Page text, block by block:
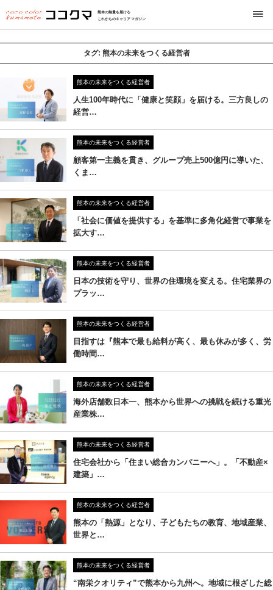
熊本の熱量を届ける
これからのキャリアマガジン
タグ: 熊本の未来をつくる経営者
熊本の未来をつくる経営者
人生100年時代に「健康と笑顔」を届ける。三方良しの
経営…
熊本の未来をつくる経営者
顧客第一主義を貫き、グループ売上500億円に導いた、
くま…
熊本の未来をつくる経営者
「社会に価値を提供する」を基準に多角化経営で事業を
拡大す…
熊本の未来をつくる経営者
日本の技術を守り、世界の住環境を変える。住宅業界の
プラッ…
熊本の未来をつくる経営者
目指すは『熊本で最も給料が高く、最も休みが多く、労
働時間…
熊本の未来をつくる経営者
海外店舗数日本一、熊本から世界への挑戦を続ける重光
産業株…
熊本の未来をつくる経営者
住宅会社から「住まい総合カンパニーへ」。「不動産×
建築」…
熊本の未来をつくる経営者
熊本の「熱源」となり、子どもたちの教育、地域産業、
世界と…
熊本の未来をつくる経営者
“南栄クオリティ”で熊本から九州へ。地域に根ざした総